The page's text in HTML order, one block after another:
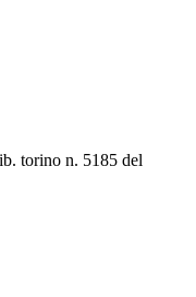
torino n. 5185 del